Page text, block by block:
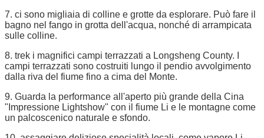
7. ci sono migliaia di colline e grotte da esplorare. Può fare il
bagno nel fango in grotta dell'acqua, nonché di arrampicata
sulle colline.
8. trek i magnifici campi terrazzati a Longsheng County. I
campi terrazzati sono costruiti lungo il pendio avvolgimento
dalla riva del fiume fino a cima del Monte.
9. Guarda la performance all'aperto più grande della Cina
"Impressione Lightshow" con il fiume Li e le montagne come
un palcoscenico naturale e sfondo.